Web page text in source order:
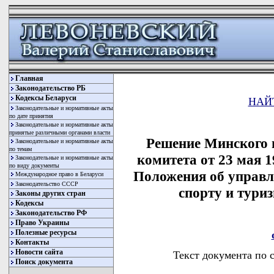
Главная
Законодательство РБ
Кодексы Беларуси
Законодательные и нормативные акты
по дате принятия
Законодательные и нормативные акты
принятые различными органами власти
Законодательные и нормативные акты
по темам
Законодательные и нормативные акты
по виду документы
Международное право в Беларуси
Законодательство СССР
Законы других стран
Кодексы
Законодательство РФ
Право Украины
Полезные ресурсы
Контакты
Новости сайта
Поиск документа
Решение Минского
комитета от 23 мая
Положения об
спорту и
Текст документа по